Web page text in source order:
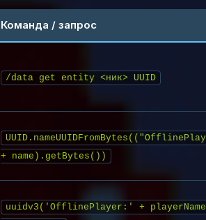
Команда / запрос
/data get entity <ник> UUID
+ name).getBytes())
uuidv3('OfflinePlayer:' +